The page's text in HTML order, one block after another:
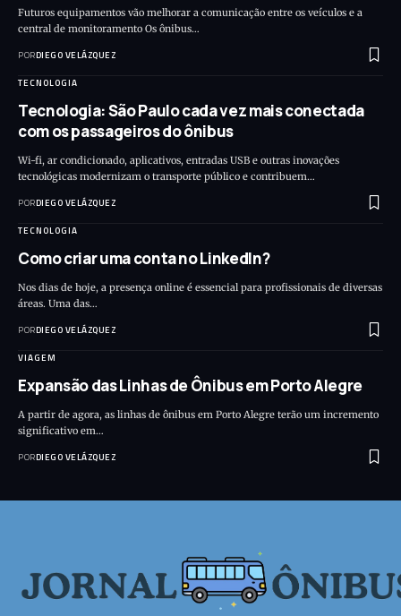
Futuros equipamentos vão melhorar a comunicação entre os veículos e a
central de monitoramento Os ônibus…
PORDIEGO VELÁZQUEZ
TECNOLOGIA
Tecnologia: São Paulo cada vez mais conectada
com os passageiros do ônibus
Wi-fi, ar condicionado, aplicativos, entradas USB e outras inovações
tecnológicas modernizam o transporte público e contribuem…
PORDIEGO VELÁZQUEZ
TECNOLOGIA
Como criar uma conta no LinkedIn?
Nos dias de hoje, a presença online é essencial para profissionais de diversas
áreas. Uma das…
PORDIEGO VELÁZQUEZ
VIAGEM
Expansão das Linhas de Ônibus em Porto Alegre
A partir de agora, as linhas de ônibus em Porto Alegre terão um incremento
significativo em…
PORDIEGO VELÁZQUEZ